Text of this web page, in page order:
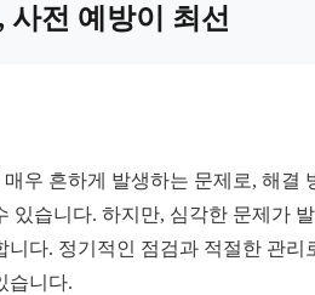
전 예방이 최선
우 흔하게 발생하는 문제로, 해결
있습니다. 하지만, 심각한 문제가
다. 정기적인 점검과 적절한 관리
습니다.